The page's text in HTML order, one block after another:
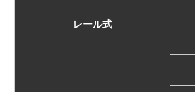
レール式